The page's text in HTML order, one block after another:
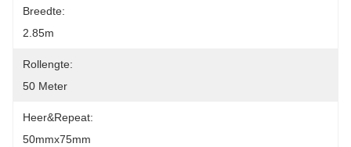
Breedte:
2.85m
Rollengte:
50 Meter
Heer&Repeat:
50mmx75mm